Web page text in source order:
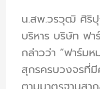
น.สพ.วรวุฒิ ศิริปุ
บริหาร บริษัท ฟ
กล่าวว่า “ฟาร์ม
สุกรครบวงจร